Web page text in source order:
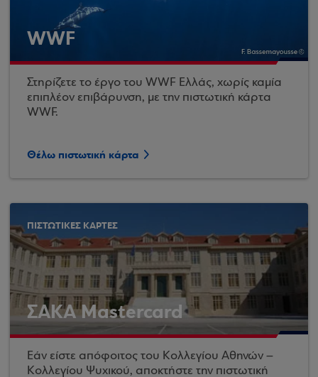
WWF
Στηρίζετε το έργο του WWF Ελλάς, χωρίς καμία
επιπλέον επιβάρυνση, με την πιστωτική κάρτα
WWF.
Θέλω πιστωτική κάρτα
ΠΙΣΤΩΤΙΚΕΣ ΚΑΡΤΕΣ
ΣΑΚΑ Mastercard
Εάν είστε απόφοιτος του Κολλεγίου Αθηνών –
Κολλεγίου Ψυχικού, αποκτήστε την πιστωτική